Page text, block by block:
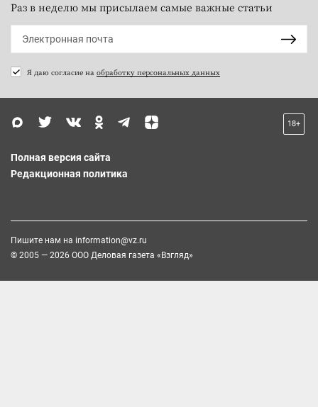
Раз в неделю мы присылаем самые важные статьи
Я даю согласие на обработку персональных данных
18+
Полная версия сайта
Редакционная политика
Пишите нам на information@vz.ru
© 2005 — 2026 ООО Деловая газета «Взгляд»